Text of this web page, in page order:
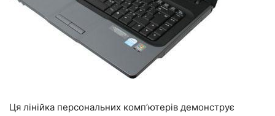
Ця лінійка персональних комп’ютерів демонструє